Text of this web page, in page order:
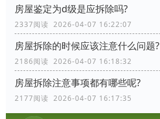
房屋鉴定为d级是应拆除吗?
2337阅读 2026-04-07 16:22:07
房屋拆除的时候应该注意什么问题?
2186阅读 2026-04-07 16:18:32
房屋拆除注意事项都有哪些呢?
2177阅读 2026-04-07 16:17:35